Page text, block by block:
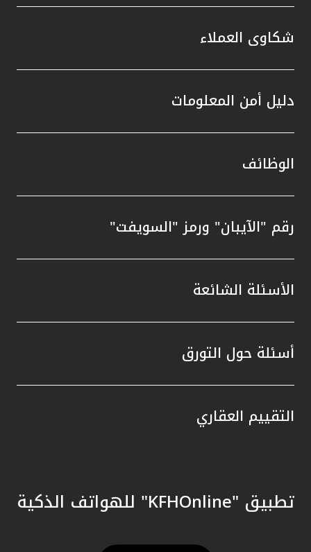
شكاوى العملاء
دليل أمن المعلومات
الوظائف
رقم "الآيبان" ورمز "السويفت"
الأسئلة الشائعة
أسئلة حول التورق
التقييم العقاري
تطبيق "KFHOnline" للهواتف الذكية